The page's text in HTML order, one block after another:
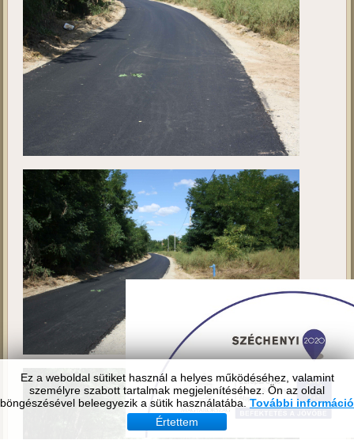
Ez a weboldal sütiket használ a helyes működéséhez, valamint
személyre szabott tartalmak megjelenítéséhez. Ön az oldal
böngészésével beleegyezik a sütik használatába. További információ
Értettem